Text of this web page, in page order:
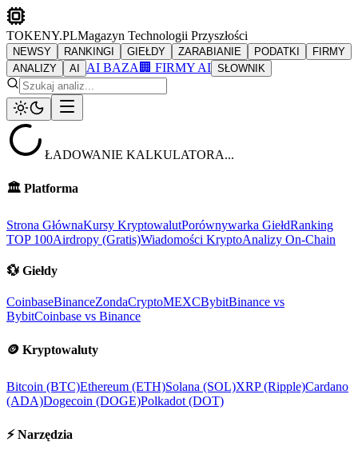
TOKENY.PLMagazyn Technologii Przyszłości
NEWSY RANKINGI GIEŁDY ZARABIANIE PODATKI
FIRMY
ANALIZY
AI AI BAZA 🏢 FIRMY AI SŁOWNIK
ŁADOWANIE KALKULATORA...
🏛️ Platforma
Strona GłównaKursy KryptowalutPorównywarka GiełdRanking
TOP 100Airdropy (Gratis)Wiadomości KryptoAnalizy On-Chain
💱 Giełdy
CoinbaseBinanceZondaCryptoMEXCBybitBinance vs
BybitCoinbase vs Binance
🪙 Kryptowaluty
Bitcoin (BTC)Ethereum (ETH)Solana (SOL)XRP (Ripple)Cardano
(ADA)Dogecoin (DOGE)Polkadot (DOT)
⚡ Narzędzia